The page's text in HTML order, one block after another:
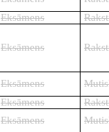
Eksāmens
Eksāmens
Eksāmens
Eksāmens
Eksāmens